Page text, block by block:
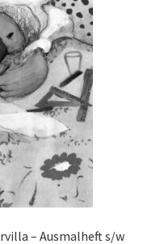
– Ausmalheft s/w